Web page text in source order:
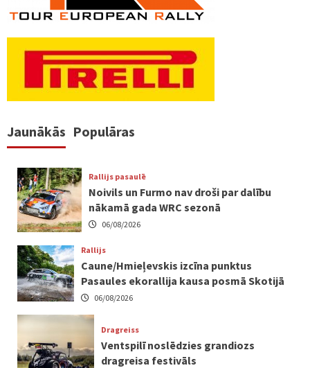
Jaunākās Populāras
Rallijs pasaulē
Noivils un Furmo nav droši par dalību
nākamā gada WRC sezonā
06/08/2026
Rallijs
Caune/Hmieļevskis izcīna punktus
Pasaules ekorallija kausa posmā Skotijā
06/08/2026
Dragreiss
Ventspilī noslēdzies grandiozs
dragreisa festivāls